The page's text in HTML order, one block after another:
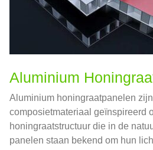
Aluminium
Aluminium honingraatpanelen
composietmateriaal geïnspireerd
honingraatstructuur die in de
panelen staan ​​bekend om hun